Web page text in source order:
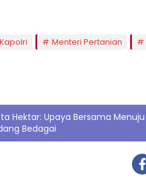
Kapolri Menteri Pertanian
Hektar: Upaya Bersama Menuju
Bedagai